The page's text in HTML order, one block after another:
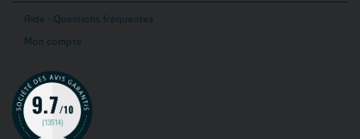
Aide - Questions fréquentes
Mon compte